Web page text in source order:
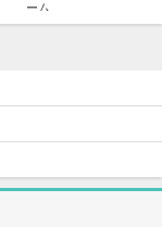
ーム
ダーマカバーブレミ